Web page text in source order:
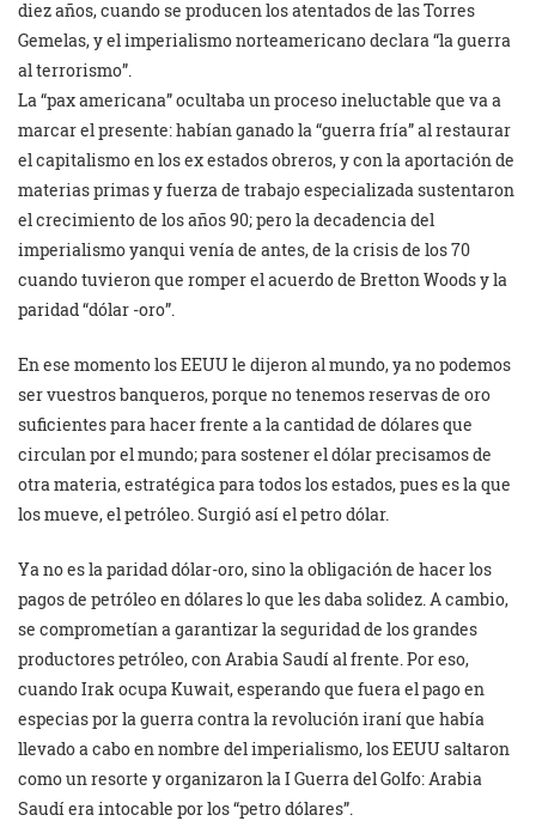
diez años, cuando se producen los atentados de las Torres
Gemelas, y el imperialismo norteamericano declara “la guerra
al terrorismo”.
La “pax americana” ocultaba un proceso ineluctable que va a
marcar el presente: habían ganado la “guerra fría” al restaurar
el capitalismo en los ex estados obreros, y con la aportación de
materias primas y fuerza de trabajo especializada sustentaron
el crecimiento de los años 90; pero la decadencia del
imperialismo yanqui venía de antes, de la crisis de los 70
cuando tuvieron que romper el acuerdo de Bretton Woods y la
paridad “dólar -oro”.
En ese momento los EEUU le dijeron al mundo, ya no podemos
ser vuestros banqueros, porque no tenemos reservas de oro
suficientes para hacer frente a la cantidad de dólares que
circulan por el mundo; para sostener el dólar precisamos de
otra materia, estratégica para todos los estados, pues es la que
los mueve, el petróleo. Surgió así el petro dólar.
Ya no es la paridad dólar-oro, sino la obligación de hacer los
pagos de petróleo en dólares lo que les daba solidez. A cambio,
se comprometían a garantizar la seguridad de los grandes
productores petróleo, con Arabia Saudí al frente. Por eso,
cuando Irak ocupa Kuwait, esperando que fuera el pago en
especias por la guerra contra la revolución iraní que había
llevado a cabo en nombre del imperialismo, los EEUU saltaron
como un resorte y organizaron la I Guerra del Golfo: Arabia
Saudí era intocable por los “petro dólares”.